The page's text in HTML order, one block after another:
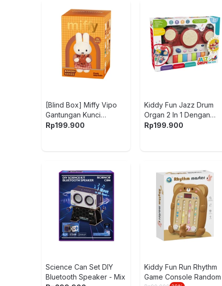
[Blind Box] Miffy Vipo
Gantungan Kunci
Boneka Plush Bakery
Rp199.900
Kiddy Fun Jazz Drum
Organ 2 In 1 Dengan
Microphone Random
Rp199.900
Science Can Set DIY
Bluetooth Speaker - Mix
Kiddy Fun Run Rhythm
Game Console Random